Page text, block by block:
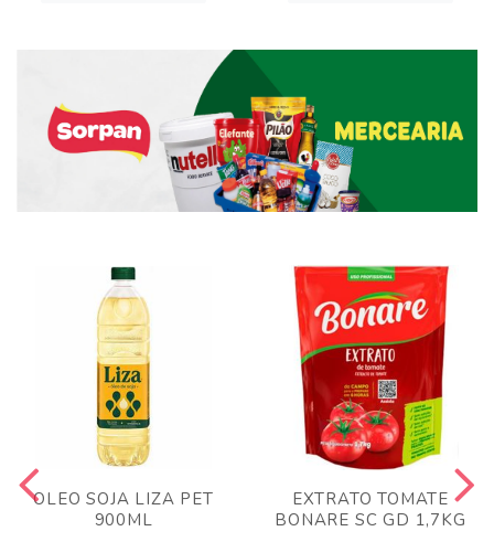
OLEO SOJA LIZA PET
900ML
EXTRATO TOMATE
BONARE SC GD 1,7KG